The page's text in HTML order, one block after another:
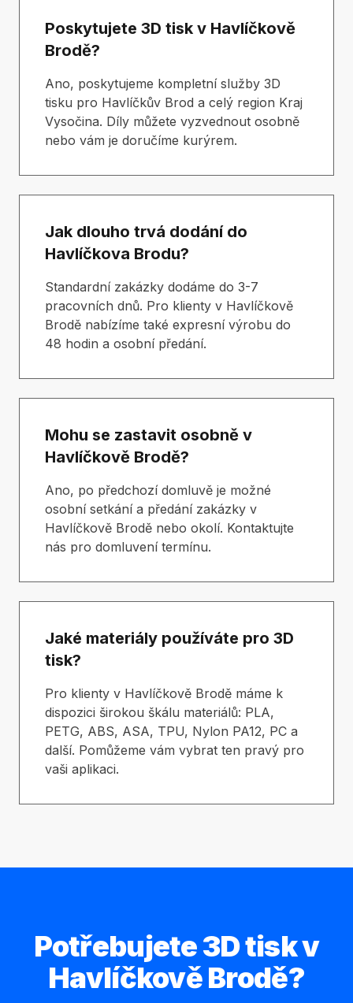
Poskytujete 3D tisk v Havlíčkově
Brodě?
Ano, poskytujeme kompletní služby 3D
tisku pro Havlíčkův Brod a celý region Kraj
Vysočina. Díly můžete vyzvednout osobně
nebo vám je doručíme kurýrem.
Jak dlouho trvá dodání do
Havlíčkova Brodu?
Standardní zakázky dodáme do 3-7
pracovních dnů. Pro klienty v Havlíčkově
Brodě nabízíme také expresní výrobu do
48 hodin a osobní předání.
Mohu se zastavit osobně v
Havlíčkově Brodě?
Ano, po předchozí domluvě je možné
osobní setkání a předání zakázky v
Havlíčkově Brodě nebo okolí. Kontaktujte
nás pro domluvení termínu.
Jaké materiály používáte pro 3D
tisk?
Pro klienty v Havlíčkově Brodě máme k
dispozici širokou škálu materiálů: PLA,
PETG, ABS, ASA, TPU, Nylon PA12, PC a
další. Pomůžeme vám vybrat ten pravý pro
vaši aplikaci.
Potřebujete 3D tisk v
Havlíčkově Brodě?